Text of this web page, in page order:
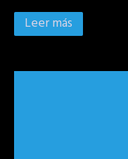
Leer más